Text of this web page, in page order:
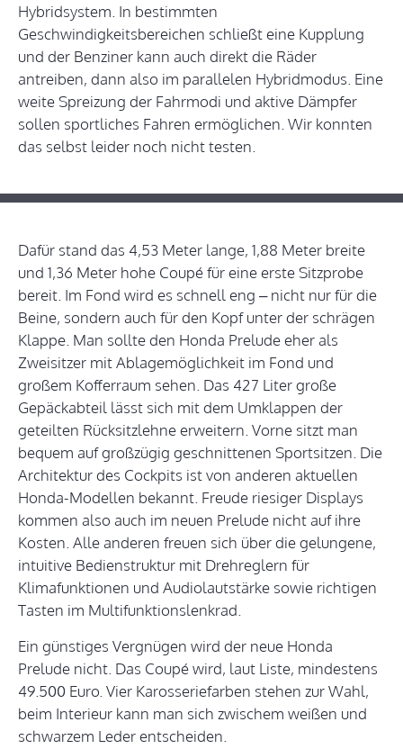
Hybridsystem. In bestimmten
Geschwindigkeitsbereichen schließt eine Kupplung
und der Benziner kann auch direkt die Räder
antreiben, dann also im parallelen Hybridmodus. Eine
weite Spreizung der Fahrmodi und aktive Dämpfer
sollen sportliches Fahren ermöglichen. Wir konnten
das selbst leider noch nicht testen.
Dafür stand das 4,53 Meter lange, 1,88 Meter breite
und 1,36 Meter hohe Coupé für eine erste Sitzprobe
bereit. Im Fond wird es schnell eng – nicht nur für die
Beine, sondern auch für den Kopf unter der schrägen
Klappe. Man sollte den Honda Prelude eher als
Zweisitzer mit Ablagemöglichkeit im Fond und
großem Kofferraum sehen. Das 427 Liter große
Gepäckabteil lässt sich mit dem Umklappen der
geteilten Rücksitzlehne erweitern. Vorne sitzt man
bequem auf großzügig geschnittenen Sportsitzen. Die
Architektur des Cockpits ist von anderen aktuellen
Honda-Modellen bekannt. Freude riesiger Displays
kommen also auch im neuen Prelude nicht auf ihre
Kosten. Alle anderen freuen sich über die gelungene,
intuitive Bedienstruktur mit Drehreglern für
Klimafunktionen und Audiolautstärke sowie richtigen
Tasten im Multifunktionslenkrad.
Ein günstiges Vergnügen wird der neue Honda
Prelude nicht. Das Coupé wird, laut Liste, mindestens
49.500 Euro. Vier Karosseriefarben stehen zur Wahl,
beim Interieur kann man sich zwischem weißen und
schwarzem Leder entscheiden.